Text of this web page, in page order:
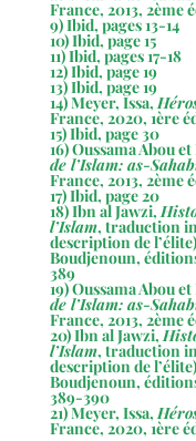
France, 2013, 2ème
9) Ibid, pages 13-14
10) Ibid, page 15
11) Ibid, pages 17-18
12) Ibid, page 19
13) Ibid, page 19
14) Meyer, Issa,
France, 2020, 1ère
15) Ibid, page 30
16) Oussama Abou
de l’Islam: as-
France, 2013, 2ème
17) Ibid, page 20
18) Ibn al Jawzi,
l’Islam, traduction
description de
Boudjenoun,
389
19) Oussama Abou
de l’Islam: as-
France, 2013, 2ème
20) Ibn al Jawzi,
l’Islam, traduction
description de
Boudjenoun,
389-390
21) Meyer, Issa,
France, 2020, 1ère